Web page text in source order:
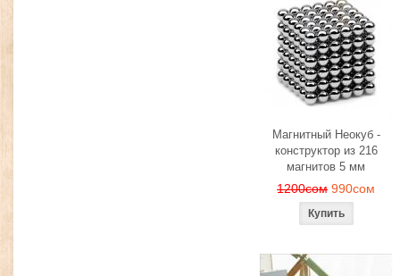
Магнитный Неокуб -
конструктор из 216
магнитов 5 мм
1200сом 990сом